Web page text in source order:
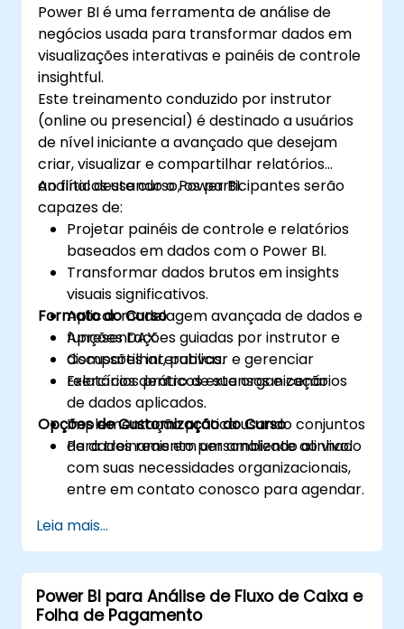
Power BI é uma ferramenta de análise de
negócios usada para transformar dados em
visualizações interativas e painéis de controle
insightful.
Este treinamento conduzido por instrutor
(online ou presencial) é destinado a usuários
de nível iniciante a avançado que desejam
criar, visualizar e compartilhar relatórios
analíticos usando o Power BI.
Ao final deste curso, os participantes serão
capazes de:
Projetar painéis de controle e relatórios
baseados em dados com o Power BI.
Transformar dados brutos em insights
visuais significativos.
Aplicar modelagem avançada de dados e
funções DAX.
Compartilhar, publicar e gerenciar
relatórios dentro de sua organização.
Formato do Curso
Apresentações guiadas por instrutor e
discussões interativas.
Exercícios práticos extensos e cenários
de dados aplicados.
Implementação prática usando conjuntos
de dados reais em um ambiente ao vivo.
Opções de Customização do Curso
Para treinamento personalizado alinhado
com suas necessidades organizacionais,
entre em contato conosco para agendar.
Leia mais...
Power BI para Análise de Fluxo de Caixa e
Folha de Pagamento